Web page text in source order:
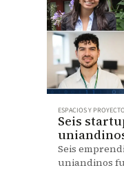
ESPACIOS Y
Seis
global
Seis
uniandinos